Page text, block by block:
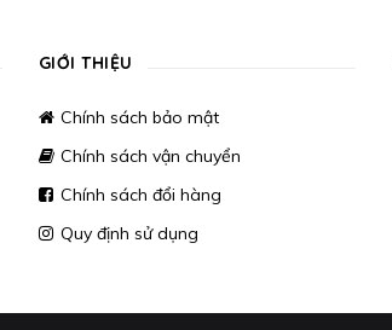
GIỚI THIỆU
Chính sách bảo mật
Chính sách vận chuyển
Chính sách đổi hàng
Quy định sử dụng